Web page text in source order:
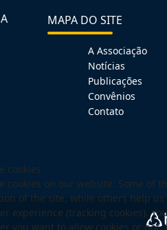
MAPA DO SITE
A Associação
Notícias
Publicações
Convênios
Contato
cookies
cookies on our website. Some of
of the site, while others help
experience (tracking cookies).
you want to allow cookies or not.